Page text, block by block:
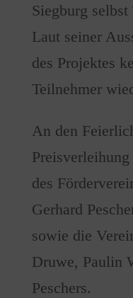
Siegburg
Laut seiner
des Projektes
Teilnehmer
An den
des
Gerhard
sowie die
Druwe, Paulin
Peschers.